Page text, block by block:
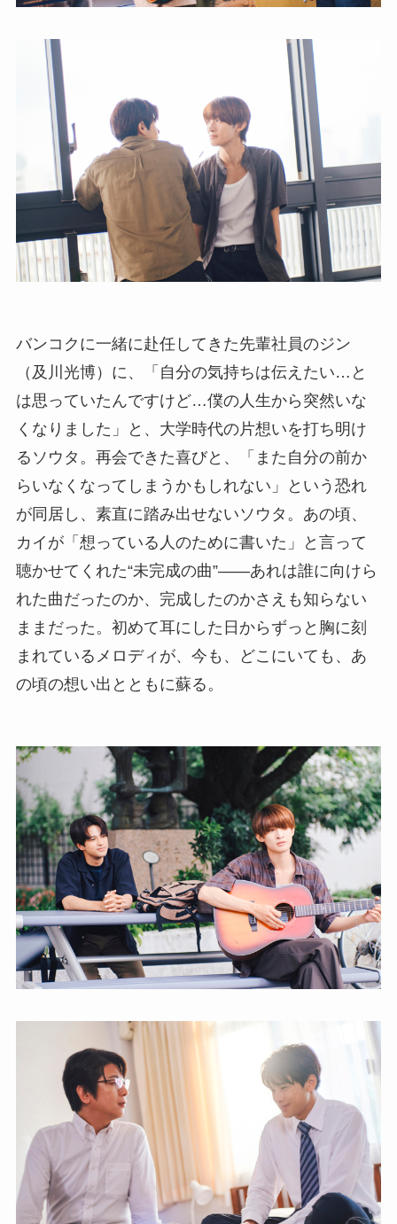
バンコクに一緒に赴任してきた先輩社員のジン
（及川光博）に、「自分の気持ちは伝えたい…と
は思っていたんですけど…僕の人生から突然いな
くなりました」と、大学時代の片想いを打ち明け
るソウタ。再会できた喜びと、「また自分の前か
らいなくなってしまうかもしれない」という恐れ
が同居し、素直に踏み出せないソウタ。あの頃、
カイが「想っている人のために書いた」と言って
聴かせてくれた“未完成の曲”――あれは誰に向けら
れた曲だったのか、完成したのかさえも知らない
ままだった。初めて耳にした日からずっと胸に刻
まれているメロディが、今も、どこにいても、あ
の頃の想い出とともに蘇る。